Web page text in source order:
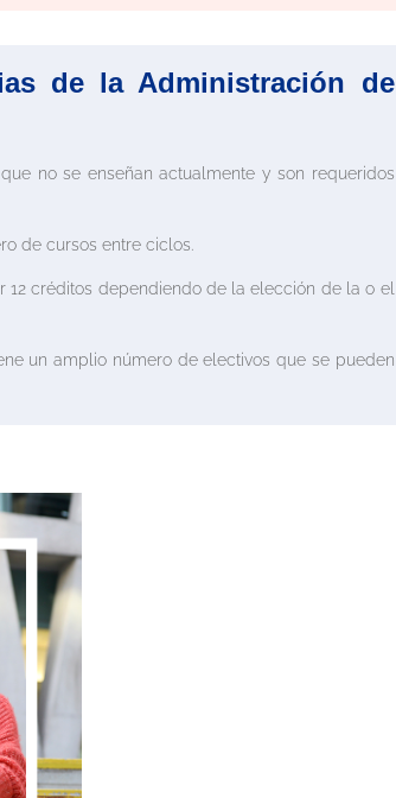
de la Administración de
no se enseñan actualmente y son requeridos
de cursos entre ciclos.
créditos dependiendo de la elección de la o el
un amplio número de electivos que se pueden